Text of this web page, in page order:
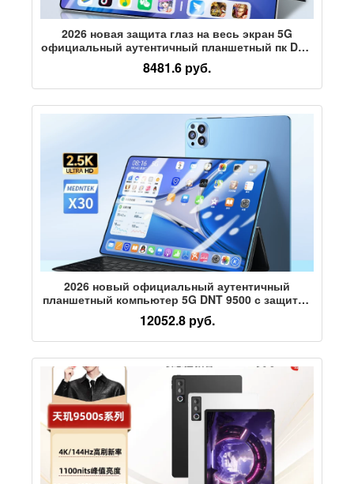
2026 новая защита глаз на весь экран 5G
официальный аутентичный планшетный пк DNT
9500 iPad14-дюймовый полноэкранный netcom
8481.6 руб.
2026 новый официальный аутентичный
планшетный компьютер 5G DNT 9500 с защитой
глаз, полноэкранный планшет 14-дюймовый full
netcom
12052.8 руб.